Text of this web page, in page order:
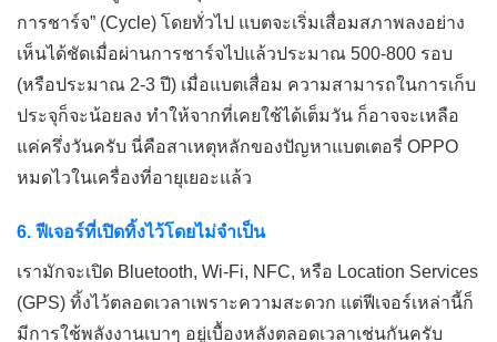
การชาร์จ” (Cycle) โดยทั่วไป แบตจะเริ่มเสื่อมสภาพลงอย่าง
เห็นได้ชัดเมื่อผ่านการชาร์จไปแล้วประมาณ 500-800 รอบ
(หรือประมาณ 2-3 ปี) เมื่อแบตเสื่อม ความสามารถในการเก็บ
ประจุก็จะน้อยลง ทำให้จากที่เคยใช้ได้เต็มวัน ก็อาจจะเหลือ
แค่ครึ่งวันครับ นี่คือสาเหตุหลักของปัญหาแบตเตอรี่ OPPO
หมดไวในเครื่องที่อายุเยอะแล้ว
6. ฟีเจอร์ที่เปิดทิ้งไว้โดยไม่จำเป็น
เรามักจะเปิด Bluetooth, Wi-Fi, NFC, หรือ Location Services
(GPS) ทิ้งไว้ตลอดเวลาเพราะความสะดวก แต่ฟีเจอร์เหล่านี้ก็
มีการใช้พลังงานเบาๆ อยู่เบื้องหลังตลอดเวลาเช่นกันครับ